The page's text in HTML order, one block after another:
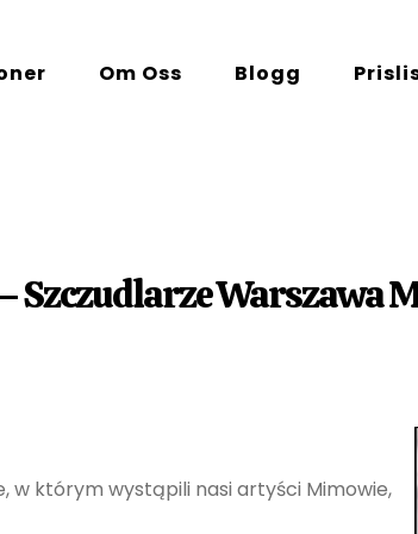
Om Oss Blogg
Warszawa
którym wystąpili nasi artyści Mimowie,